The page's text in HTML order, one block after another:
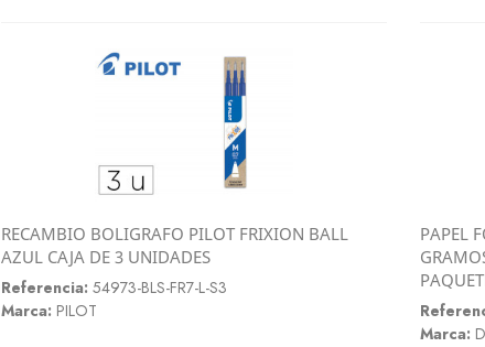
Vista rápida
RECAMBIO BOLIGRAFO PILOT FRIXION BALL
AZUL CAJA DE 3 UNIDADES
Referencia: 54973-BLS-FR7-L-S3
Marca: PILOT
PAPEL
Marca: